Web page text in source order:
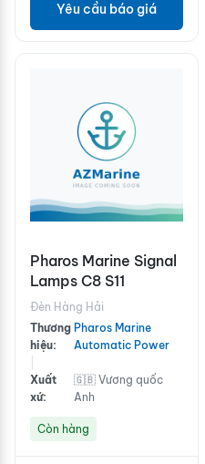
Yêu cầu báo giá
Pharos Marine Signal
Lamps C8 S11
Đèn Hàng Hải
Thương
hiệu:
Pharos Marine
Automatic Power
Xuất
xứ:
🇬🇧 Vương quốc
Anh
Còn hàng